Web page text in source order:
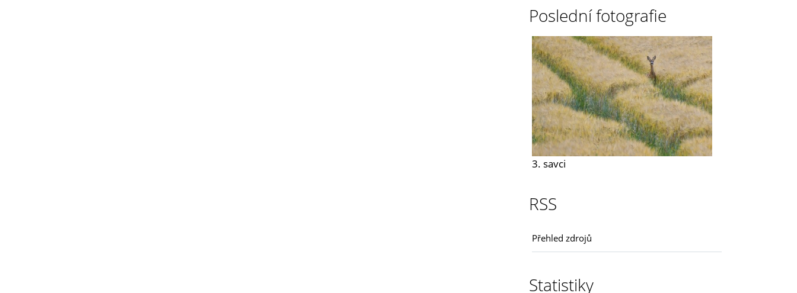
Poslední fotografie
3. savci
RSS
Přehled zdrojů
Statistiky